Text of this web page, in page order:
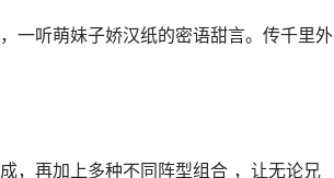
一听萌妹子娇汉纸的密语甜言。传千里外
，再加上多种不同阵型组合 ，让无论兄